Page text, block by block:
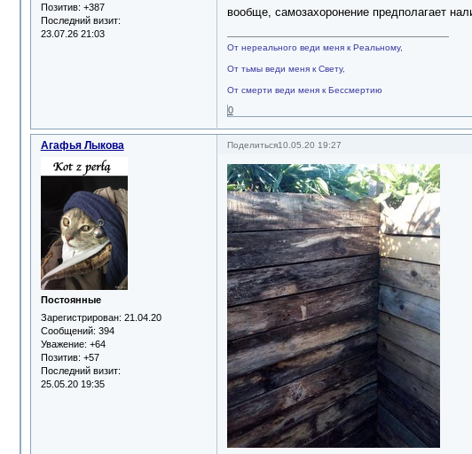
Позитив: +387
Последний визит:
23.07.26 21:03
вообще, самозахоронение предполагает
От нереального веди меня к Реальному,
От тьмы веди меня к Свету,
От смерти веди меня к Бессмертию
0
Поделиться10.05.20 19:27
Агафья Лыкова
Постоянные
Зарегистрирован: 21.04.20
Сообщений: 394
Уважение: +64
Позитив: +57
Последний визит:
25.05.20 19:35